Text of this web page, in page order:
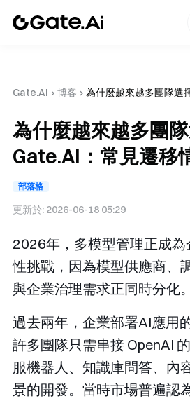
Gate.AI › 博客 › 為什麼越來越多團隊選
為什麼越來越多團
Gate.AI：常見遷移
部落格
更新於: 2026-06-18 05:29
2026年，多模型管理正成
性挑戰，因為模型供應商、
與企業治理需求正同時分化。
過去兩年，企業部署AI應用
許多團隊只需串接 OpenAI
服機器人、知識庫問答、內
景的開發。當時市場普遍認